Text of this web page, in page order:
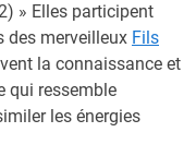
» Elles participent
des merveilleux Fils
la connaissance et
qui ressemble
les énergies